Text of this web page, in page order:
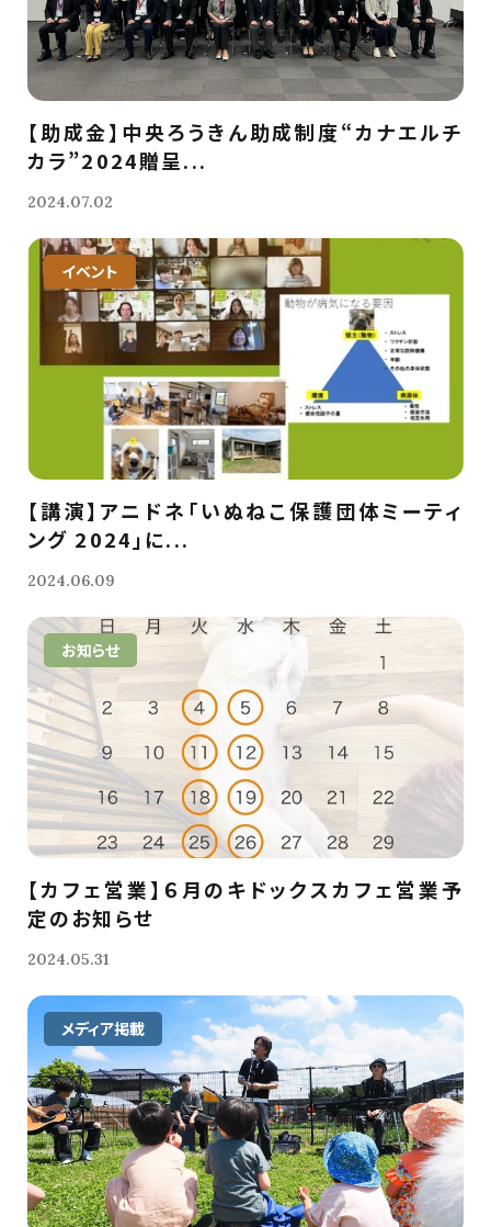
【助成金】中央ろうきん助成制度“カナエルチ
カラ”2024贈呈...
2024.07.02
イベント
【講演】アニドネ「いぬねこ保護団体ミーティ
ング 2024」に...
2024.06.09
お知らせ
【カフェ営業】６月のキドックスカフェ営業予
定のお知らせ
2024.05.31
メディア掲載